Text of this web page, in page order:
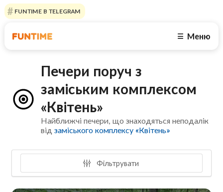
FUNTIME В TELEGRAM
☰ Меню
Печери поруч з
заміським комплексом
«Квітень»
Найближчі печери, що знаходяться неподалік
відзаміського комплексу «Квітень»
Фільтрувати